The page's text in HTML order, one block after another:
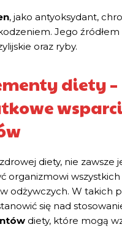
, jako antyoksydant,
Jego
oraz ryby.
diety –
diety, nie zawsze
organizmowi
odżywczych. W takich
się nad
diety, które mogą